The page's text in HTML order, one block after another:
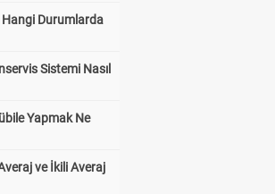
Durumlarda
Sistemi Nasıl
Yapmak Ne
ve İkili Averaj